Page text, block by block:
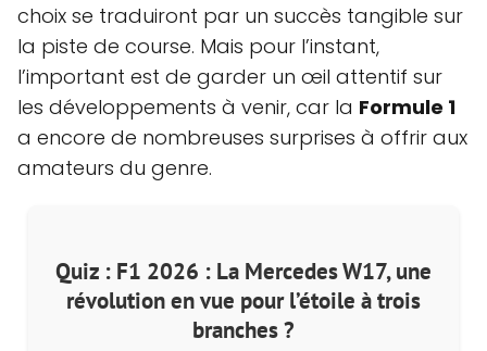
choix se traduiront par un succès tangible sur
la piste de course. Mais pour l’instant,
l’important est de garder un œil attentif sur
les développements à venir, car la Formule 1
a encore de nombreuses surprises à offrir aux
amateurs du genre.
Quiz : F1 2026 : La Mercedes W17, une
révolution en vue pour l’étoile à trois
branches ?